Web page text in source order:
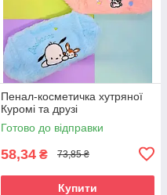
Пенал-косметичка хутряної
Куромі та друзі
Готово до відправки
58,34 ₴ 73,85 ₴
Купити